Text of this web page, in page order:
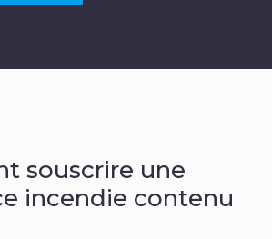
souscrire une
incendie contenu